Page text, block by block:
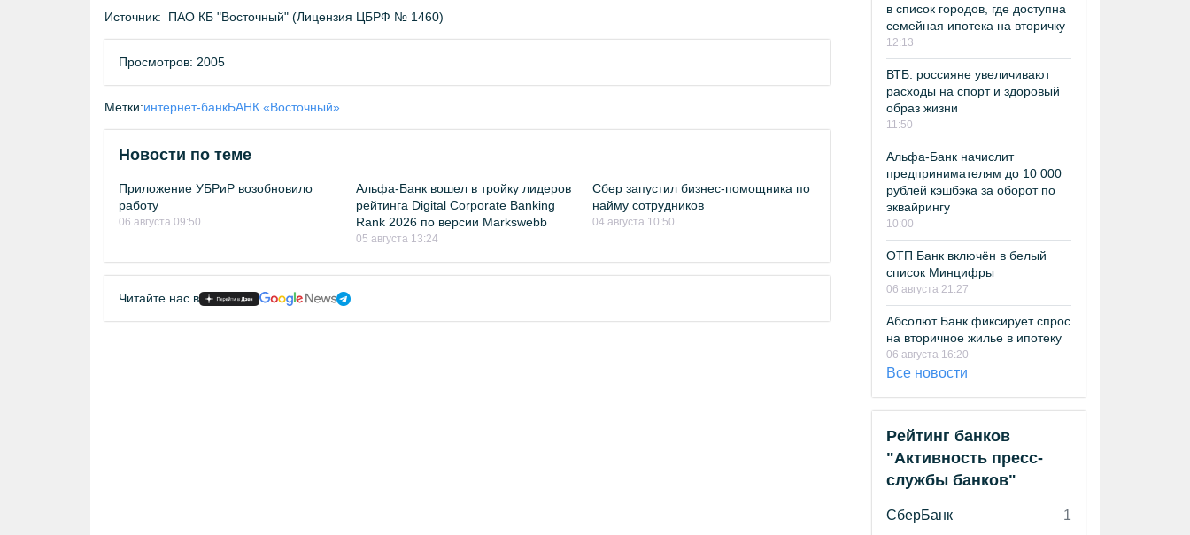
Источник: ПАО КБ "Восточный" (Лицензия ЦБРФ № 1460)
Просмотров: 2005
Метки:интернет-банкБАНК «Восточный»
Новости по теме
Приложение УБРиР возобновило
работу
06 августа 09:50
Альфа-Банк вошел в тройку лидеров
рейтинга Digital Corporate Banking
Rank 2026 по версии Markswebb
05 августа 13:24
Сбер запустил бизнес-помощника по
найму сотрудников
04 августа 10:50
Читайте нас в
в список городов, где доступна
семейная ипотека на вторичку
12:13
ВТБ: россияне увеличивают
расходы на спорт и здоровый
образ жизни
11:50
Альфа-Банк начислит
предпринимателям до 10 000
рублей кэшбэка за оборот по
эквайрингу
10:00
ОТП Банк включён в белый
список Минцифры
06 августа 21:27
Абсолют Банк фиксирует спрос
на вторичное жилье в ипотеку
06 августа 16:20
Все новости
Рейтинг банков
"Активность пресс-
службы банков"
СберБанк
1